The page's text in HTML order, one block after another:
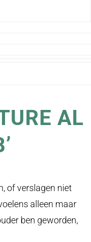
AL
of verslagen niet
alleen maar
ben geworden,